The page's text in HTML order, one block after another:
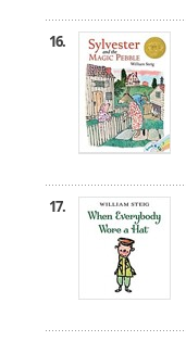
16.
17.